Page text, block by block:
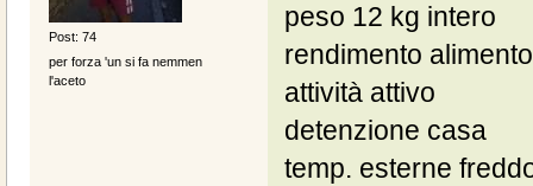
Post: 74
per forza 'un si fa nemmen
l'aceto
peso 12 kg intero
rendimento
attività attivo
detenzione casa
temp. esterne